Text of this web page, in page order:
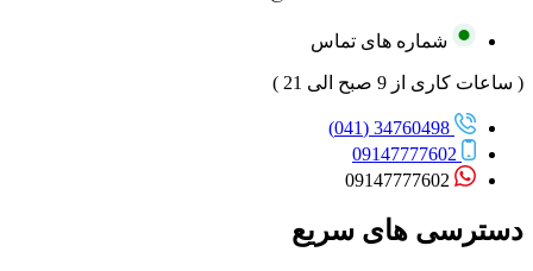
شماره های تماس
( ساعات کاری از 9 صبح الی 21 )
34760498 (041)
09147777602
09147777602
دسترسی های سریع